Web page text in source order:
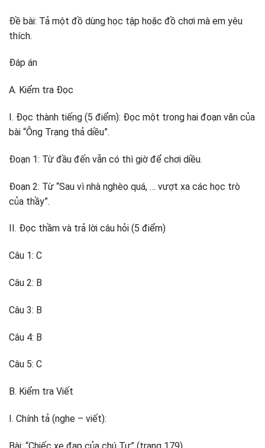
Đề bài: Tả một đồ dùng học tập hoặc đồ chơi mà em yêu
thích.
Đáp án
A. Kiểm tra Đọc
I. Đọc thành tiếng (5 điểm): Đọc một trong hai đoạn văn của
bài “Ông Trạng thả diều”.
Đoạn 1: Từ đầu đến vẫn có thì giờ để chơi diều.
Đoạn 2: Từ “Sau vì nhà nghèo quá, … vượt xa các học trò
của thầy”.
II. Đọc thầm và trả lời câu hỏi (5 điểm)
Câu 1: C
Câu 2: B
Câu 3: B
Câu 4: B
Câu 5: C
B. Kiểm tra Viết
I. Chính tả (nghe – viết):